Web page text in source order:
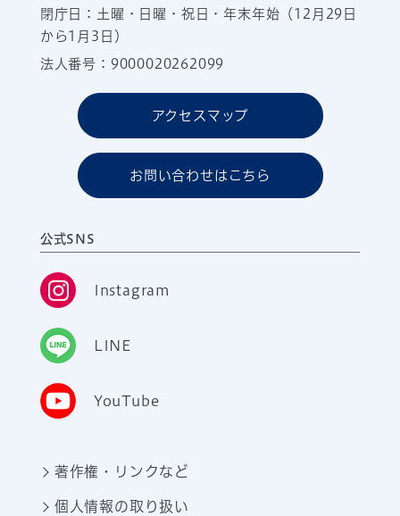
閉庁日：土曜・日曜・祝日・年末年始（12月29日
から1月3日）
法人番号：9000020262099
アクセスマップ
お問い合わせはこちら
公式SNS
Instagram
LINE
YouTube
著作権・リンクなど
個人情報の取り扱い